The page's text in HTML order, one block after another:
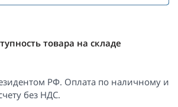
товара на складе
РФ. Оплата по наличному и
без НДС.